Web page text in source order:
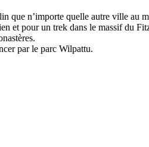
que n’importe quelle autre ville au
et pour un trek dans le massif du
par le parc Wilpattu.